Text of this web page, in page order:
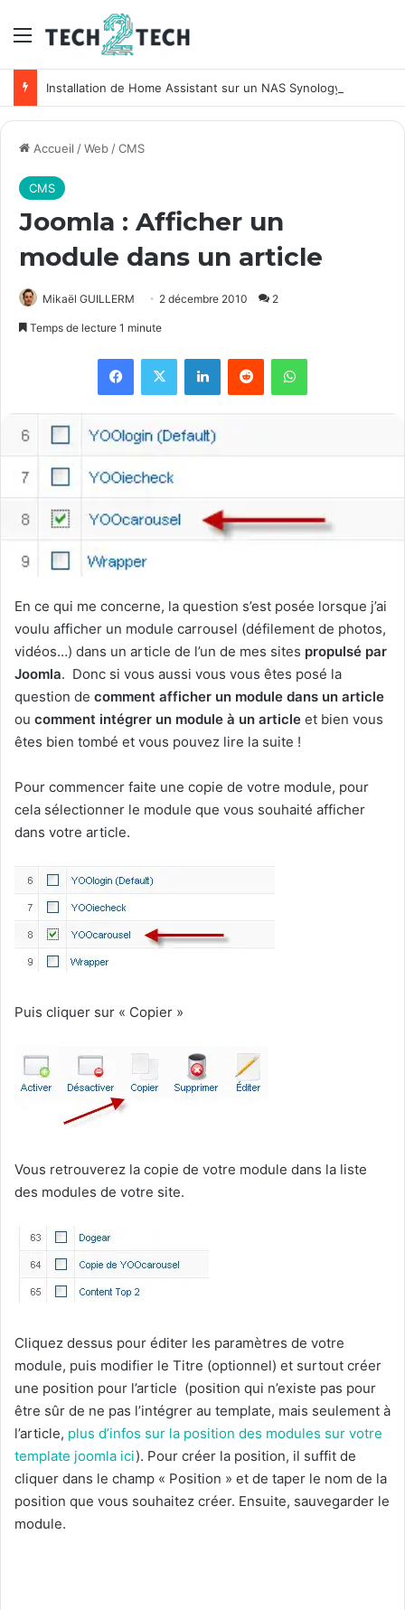
Menu
Installation de Home Assistant sur un NAS Synology
Accueil /Web/CMS
CMS
Joomla : Afficher un
module dans un article
Mikaël GUILLERM 2 décembre 2010 2
Temps de lecture 1 minute
En ce qui me concerne, la question s’est posée lorsque j’ai
voulu afficher un module carrousel (défilement de photos,
vidéos…) dans un article de l’un de mes sites propulsé par
Joomla. Donc si vous aussi vous vous êtes posé la
question de comment afficher un module dans un article
ou comment intégrer un module à un article et bien vous
êtes bien tombé et vous pouvez lire la suite !
Pour commencer faite une copie de votre module, pour
cela sélectionner le module que vous souhaité afficher
dans votre article.
Puis cliquer sur « Copier »
Vous retrouverez la copie de votre module dans la liste
des modules de votre site.
Cliquez dessus pour éditer les paramètres de votre
module, puis modifier le Titre (optionnel) et surtout créer
une position pour l’article (position qui n’existe pas pour
être sûr de ne pas l’intégrer au template, mais seulement à
l’article, plus d’infos sur la position des modules sur votre
template joomla ici). Pour créer la position, il suffit de
cliquer dans le champ « Position » et de taper le nom de la
position que vous souhaitez créer. Ensuite, sauvegarder le
module.